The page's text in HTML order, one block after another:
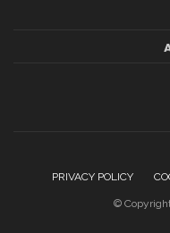
PRIVACY POLICY
©